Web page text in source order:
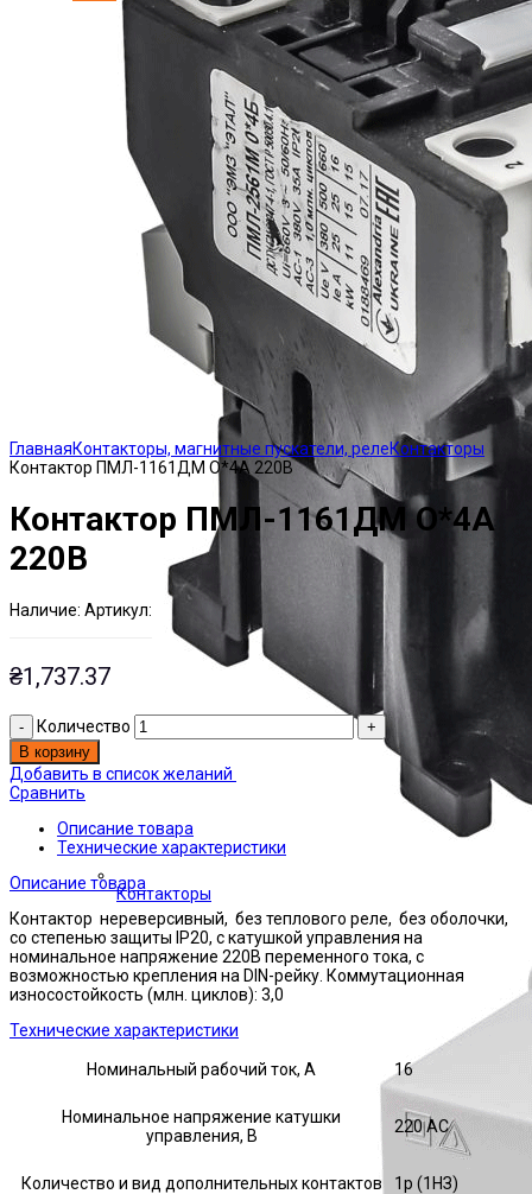
Контакторы
ГлавнаяКонтакторы, магнитные пускатели, релеКонтакторы
Контактор ПМЛ-1161ДМ О*4А 220В
Контактор ПМЛ-1161ДМ О*4А
220В
Наличие: Есть на складе
Артикул:
ЭТАЛ0001132
₴1,737.37
Количество
В корзину
Добавить в список желаний
Сравнить
Описание товара
Технические характеристики
Описание товара
Контактор нереверсивный, без теплового реле, без оболочки,
со степенью защиты IP20, с катушкой управления на
номинальное напряжение 220В переменного тока, с
возможностью крепления на DIN-рейку. Коммутационная
износостойкость (млн. циклов): 3,0
Технические характеристики
Номинальный рабочий ток, А 16
Номинальное напряжение катушки
управления, В
220 AC
Количество и вид дополнительных контактов 1р (1НЗ)